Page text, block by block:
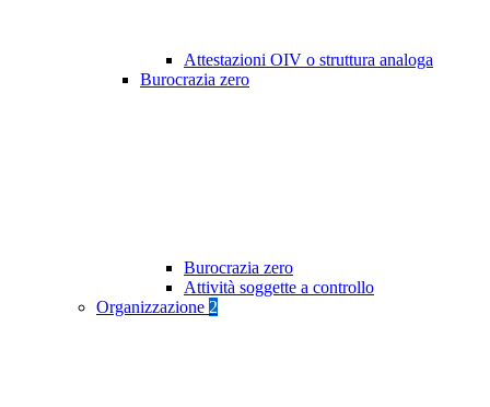
Attestazioni OIV o struttura analoga
Burocrazia zero
Burocrazia zero
Attività soggette a controllo
Organizzazione 2